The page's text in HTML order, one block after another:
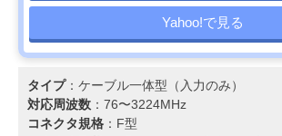
Yahoo!で見る
タイプ：ケーブル一体型（入力のみ）
対応周波数 ：76〜3224MHz
コネクタ規格 ：F型